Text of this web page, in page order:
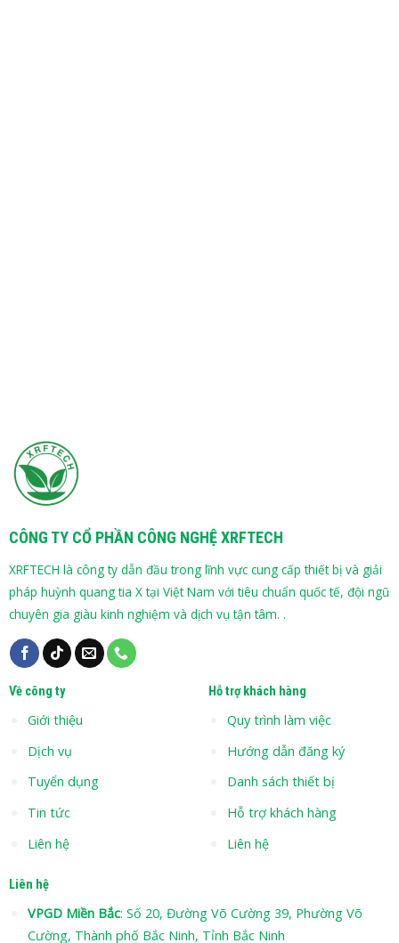
CÔNG TY CỔ PHẦN CÔNG NGHỆ XRFTECH
XRFTECH là công ty dẫn đầu trong lĩnh vực cung cấp thiết bị và giải
pháp huỳnh quang tia X tại Việt Nam với tiêu chuẩn quốc tế, đội ngũ
chuyên gia giàu kinh nghiệm và dịch vụ tận tâm. .
Về công ty
Giới thiệu
Dịch vụ
Tuyển dụng
Tin tức
Liên hệ
Hỗ trợ khách hàng
Quy trình làm việc
Hướng dẫn đăng ký
Danh sách thiết bị
Hỗ trợ khách hàng
Liên hệ
Liên hệ
VPGD Miền Bắc: Số 20, Đường Võ Cường 39, Phường Võ
Cường, Thành phố Bắc Ninh, Tỉnh Bắc Ninh